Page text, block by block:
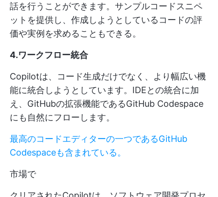
話を行うことができます。サンプルコードスニペ
ットを提供し、作成しようとしているコードの評
価や実例を求めることもできる。
4.ワークフロー統合
Copilotは、コード生成だけでなく、より幅広い機
能に統合しようとしています。IDEとの統合に加
え、GitHubの拡張機能であるGitHub Codespace
にも自然にフローします。
最高のコードエディターの一つであるGitHub
Codespaceも含まれている。
市場で